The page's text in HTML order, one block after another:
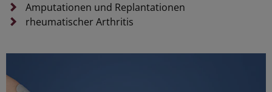
Amputationen und Replantationen
rheumatischer Arthritis